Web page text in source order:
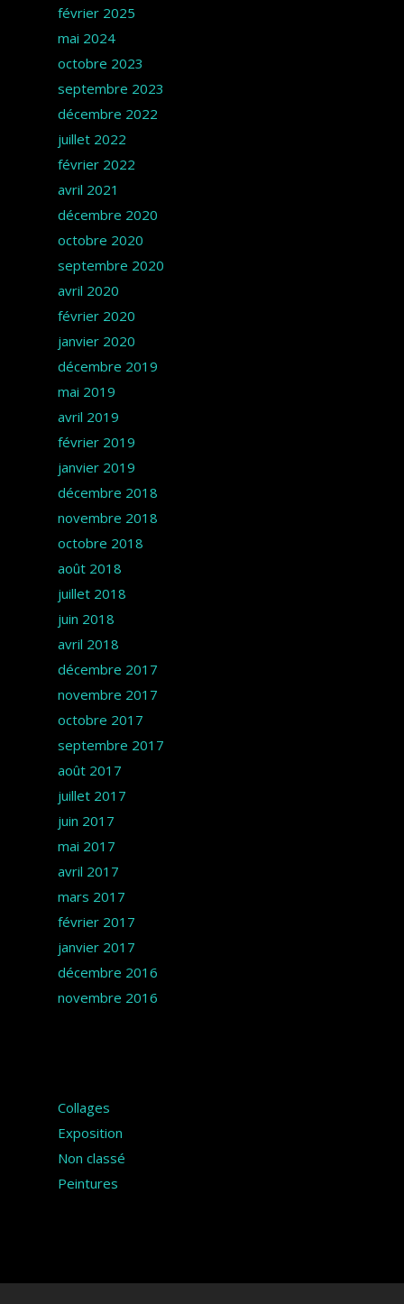
février 2025
mai 2024
octobre 2023
septembre 2023
décembre 2022
juillet 2022
février 2022
avril 2021
décembre 2020
octobre 2020
septembre 2020
avril 2020
février 2020
janvier 2020
décembre 2019
mai 2019
avril 2019
février 2019
janvier 2019
décembre 2018
novembre 2018
octobre 2018
août 2018
juillet 2018
juin 2018
avril 2018
décembre 2017
novembre 2017
octobre 2017
septembre 2017
août 2017
juillet 2017
juin 2017
mai 2017
avril 2017
mars 2017
février 2017
janvier 2017
décembre 2016
novembre 2016
Collages
Exposition
Non classé
Peintures